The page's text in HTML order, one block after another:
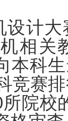
设计
相关
本科
竞赛
院校